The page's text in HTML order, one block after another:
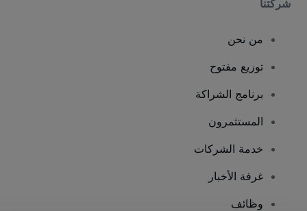
شركتنا
من نحن
توزيع مفتوح
برنامج الشراكة
المستثمرون
خدمة الشركات
غرفة الأخبار
وظائف